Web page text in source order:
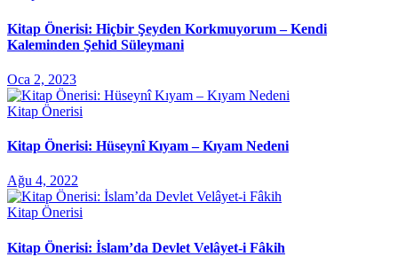
Kitap Önerisi: Hiçbir Şeyden Korkmuyorum – Kendi
Kaleminden Şehid Süleymani
Oca 2, 2023
Kitap Önerisi
Kitap Önerisi: Hüseynî Kıyam – Kıyam Nedeni
Ağu 4, 2022
Kitap Önerisi
Kitap Önerisi: İslam’da Devlet Velâyet-i Fâkih